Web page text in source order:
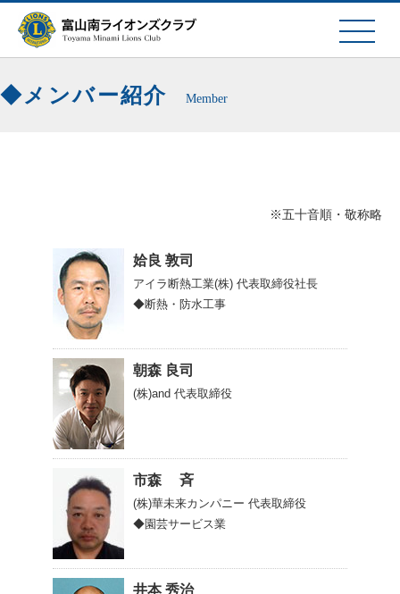
メンバー紹介 Member
※五十音順・敬称略
姶良 敦司
アイラ断熱工業(株) 代表取締役社長
◆断熱・防水工事
朝森 良司
(株)and 代表取締役
市森 斉
(株)華未来カンパニー 代表取締役
◆園芸サービス業
井本 秀治